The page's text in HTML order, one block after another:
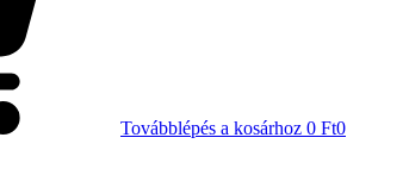
Továbblépés a kosárhoz 0 Ft0